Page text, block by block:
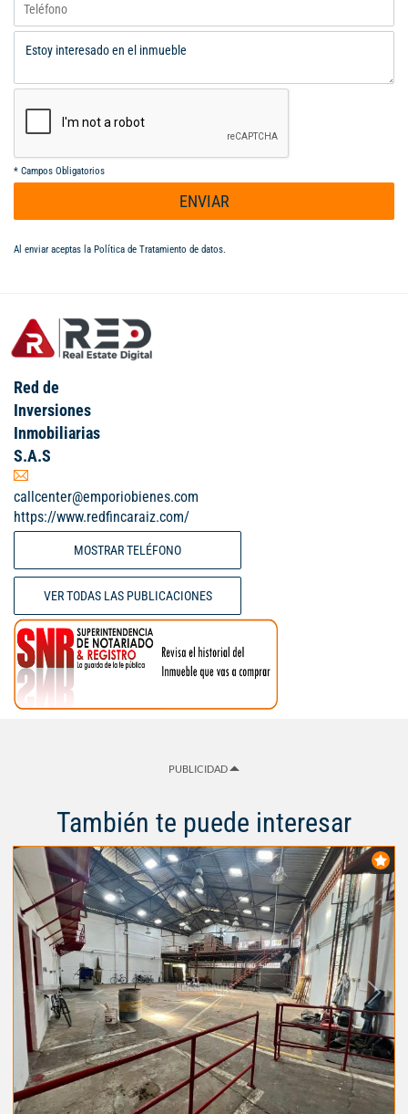
de cuatro parqueaderos externos, asegurando comodidad tanto
para tus clientes como para tu equipo.
* Campos Obligatorios
ENVIAR
Al enviar aceptas la Política de Tratamiento de datos.
Red de
Inversiones
Inmobiliarias
S.A.S
callcenter@emporiobienes.com
https://www.redfincaraiz.com/
MOSTRAR TELÉFONO
VER TODAS LAS PUBLICACIONES
PUBLICIDAD
También te puede interesar